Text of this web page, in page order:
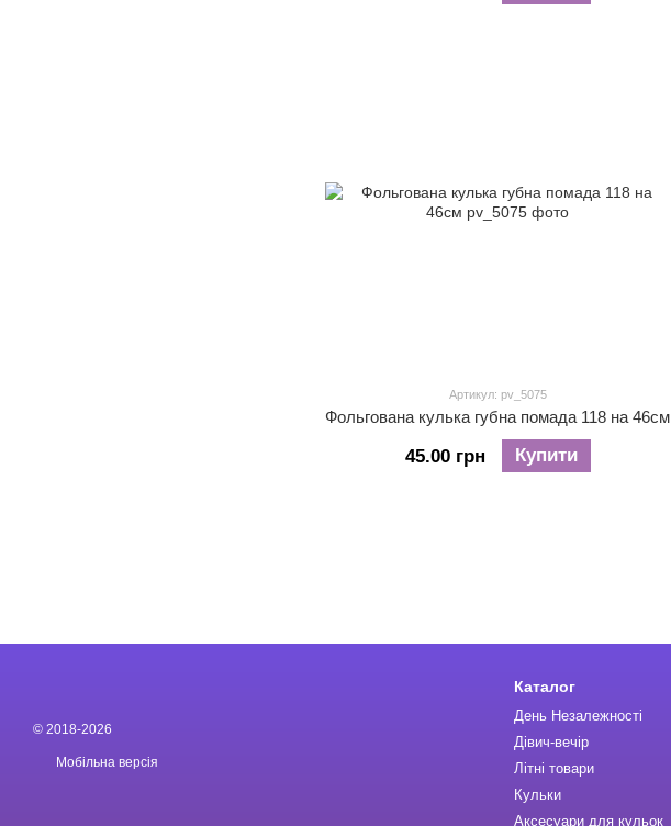
Артикул: pv_5075
Фольгована кулька губна помада 118 на 46см
45.00 грн Купити
© 2018-2026
Мобільна версія
Каталог
День Незалежності
Дівич-вечір
Літні товари
Кульки
Аксесуари для кульок